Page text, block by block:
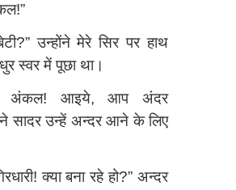
उन्होंने मेरे सिर पर हाथ
स्वर में पूछा था।
अंकल! आइये, आप अंदर
सादर उन्हें अन्दर आने के लिए
क्या बना रहे हो?” अन्दर